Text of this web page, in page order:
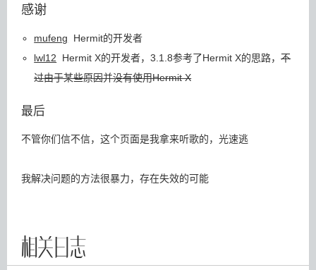
感谢
mufeng Hermit的开发者
lwl12 Hermit X的开发者，3.1.8参考了Hermit X的思路，不
过由于某些原因并没有使用Hermit X
最后
不管你们信不信，这个页面是我拿来听歌的，光速逃
我解决问题的方法很暴力，存在失效的可能
相关日志